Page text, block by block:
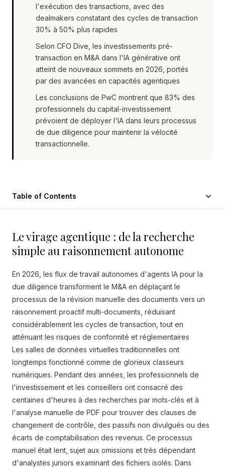
l'exécution des transactions, avec des
dealmakers constatant des cycles de transaction
30% à 50% plus rapides
Selon CFO Dive, les investissements pré-
transaction en M&A dans l'IA générative ont
atteint de nouveaux sommets en 2026, portés
par des avancées en capacités agentiques
Les conclusions de PwC montrent que 83% des
professionnels du capital-investissement
prévoient de déployer l'IA dans leurs processus
de due diligence pour maintenir la vélocité
transactionnelle.
Table of Contents
Le virage agentique : de la recherche
simple au raisonnement autonome
En 2026, les flux de travail autonomes d'agents IA pour la
due diligence transforment le M&A en déplaçant le
processus de la révision manuelle des documents vers un
raisonnement proactif multi-documents, réduisant
considérablement les cycles de transaction, tout en
atténuant les risques de conformité et réglementaires
Les salles de données virtuelles traditionnelles ont
longtemps fonctionné comme de glorieux classeurs
numériques. Pendant des années, les professionnels de
l'investissement et les conseillers ont consacré des
centaines d'heures à des recherches par mots-clés et à
l'analyse manuelle de PDF pour trouver des clauses de
changement de contrôle, des passifs non divulgués ou des
écarts de comptabilisation des revenus. Ce processus
manuel était lent, sujet aux omissions et très dépendant
d'analystes juniors examinant des fichiers isolés. Dans